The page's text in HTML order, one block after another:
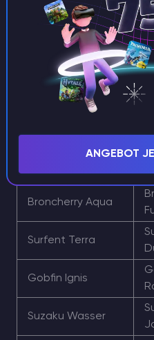
Kingpaca Cryst
Lyleen Noct
Leezpunk Ignis
Broncherry Aqua
Surfent Terra
Gobfin Ignis
Suzaku Wasser
ANGEBOT